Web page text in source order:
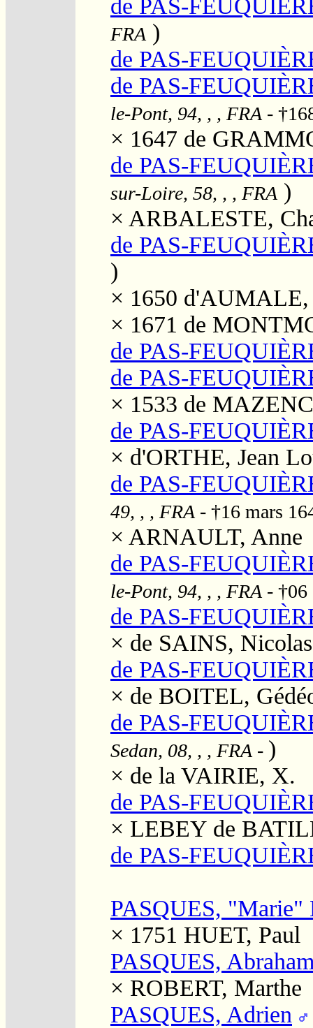
de PAS-
FRA )
de PAS-
de PAS-
le-Pont, 94, , , FRA -
× 1647 de
de PAS-
sur-Loire, 58, , , FRA )
× ARBALESTE,
de PAS-
)
× 1650 d'AUMALE,
× 1671 de
de PAS-
de PAS-
× 1533 de
de PAS-
× d'ORTHE, Jean
de PAS-
49, , , FRA - †16 mars
× ARNAULT, Anne
de PAS-
le-Pont, 94, , , FRA -
de PAS-
× de SAINS, Nicolas
de PAS-
× de BOITEL,
de PAS-
Sedan, 08, , , FRA - )
× de la VAIRIE, X.
de PAS-
× LEBEY de
de PAS-
PASQUES, "Marie"
× 1751 HUET, Paul
PASQUES,
× ROBERT, Marthe
PASQUES, Adrien